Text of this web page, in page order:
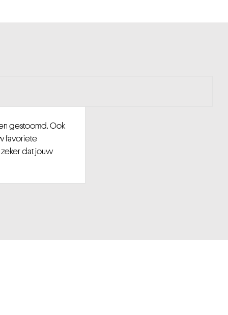
gestoomd. Ook
favoriete
dat jouw